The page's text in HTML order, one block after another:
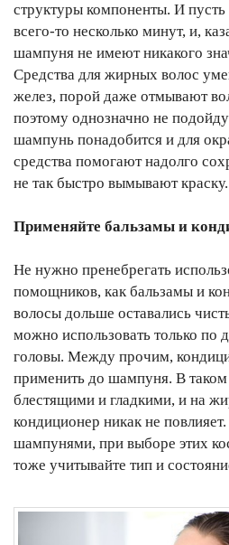
структуры компоненты. И
всего-то несколько минут, и,
шампуня не имеют никакого
Средства для жирных волос
желез, порой даже отмывают
поэтому однозначно не
шампунь понадобится и для
средства помогают надолго
не так быстро вымывают краску.
Применяйте бальзамы и
Не нужно пренебрегать
помощников, как бальзамы и
волосы дольше оставались
можно использовать только по
головы. Между прочим,
применить до шампуня. В таком
блестящими и гладкими, и на
кондиционер никак не
шампунями, при выборе этих
тоже учитывайте тип и